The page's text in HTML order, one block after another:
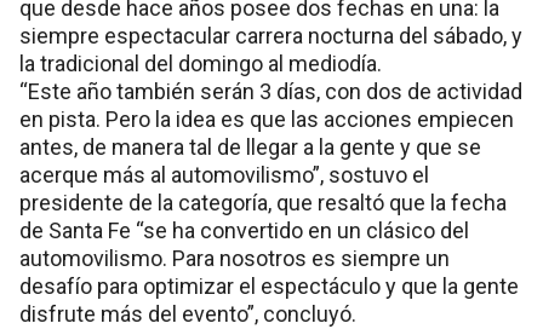
que desde hace años posee dos fechas en una: la
siempre espectacular carrera nocturna del sábado, y
la tradicional del domingo al mediodía.
“Este año también serán 3 días, con dos de actividad
en pista. Pero la idea es que las acciones empiecen
antes, de manera tal de llegar a la gente y que se
acerque más al automovilismo”, sostuvo el
presidente de la categoría, que resaltó que la fecha
de Santa Fe “se ha convertido en un clásico del
automovilismo. Para nosotros es siempre un
desafío para optimizar el espectáculo y que la gente
disfrute más del evento”, concluyó.